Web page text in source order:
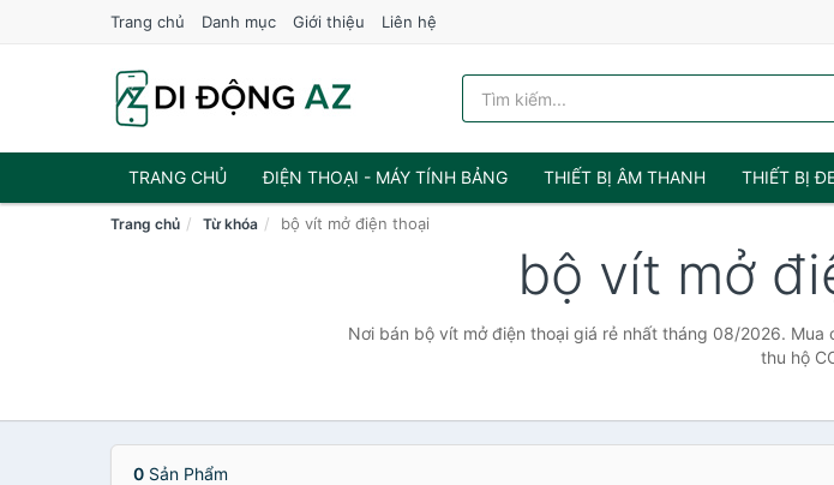
Trang chủ Danh mục Giới thiệu Liên hệ
TRANG CHỦ ĐIỆN THOẠI - MÁY TÍNH BẢNG THIẾT BỊ ÂM THANH THIẾT BỊ
Trang chủ Từ khóa bộ vít mở điện thoại
bộ vít mở
Nơi bán bộ vít mở điện thoại giá rẻ nhất tháng 08/2026.
thu hộ
0 Sản Phẩm